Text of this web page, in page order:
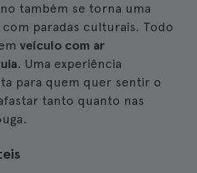
também se torna uma
paradas culturais. Todo
veículo com ar
. Uma experiência
para quem quer sentir o
tanto quanto nas